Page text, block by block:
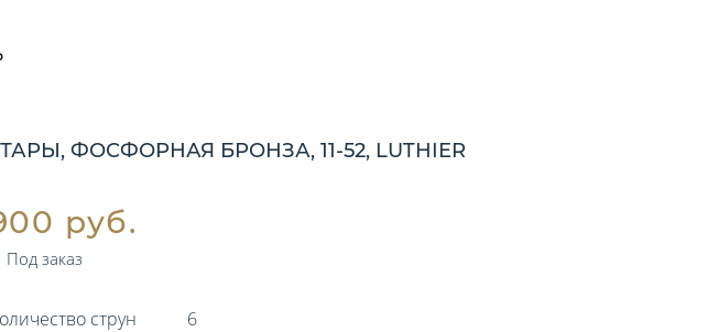
ФОСФОРНАЯ БРОНЗА, 11-52, LUTHIER
руб.
Под заказ
струн
6